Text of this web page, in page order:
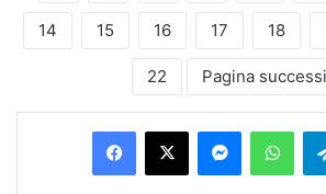
14 15 16 17 18
22 Pagina
Facebook
X Messenger